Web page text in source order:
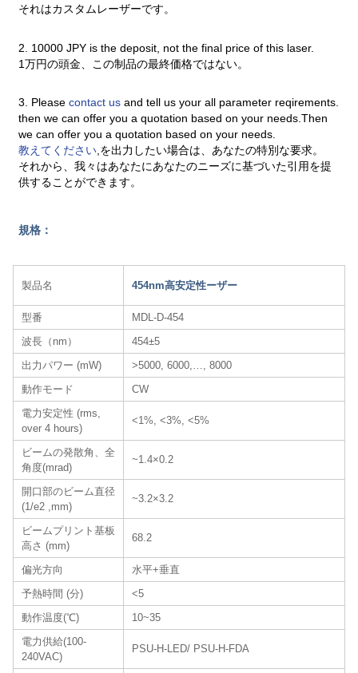
それはカスタムレーザーです。
2. 10000 JPY is the deposit, not the final price of this laser.
1万円の頭金、この制品の最終価格ではない。
3. Pleasecontact usand tell us your all parameter reqirements.
then we can offer you a quotation based on your needs.Then
we can offer you a quotation based on your needs.
教えてください,を出力したい場合は、あなたの特別な要求。
それから、我々はあなたにあなたのニーズに基づいた引用を提
供することができます。
規格：
製品名 454nm高安定性ーザー
型番
MDL-D-454
波長（nm）
454±5
出力パワー (mW)
>5000, 6000,…, 8000
動作モード
CW
電力安定性 (rms,
over 4 hours)
<1%, <3%, <5%
ビームの発散角、全
角度(mrad)
~1.4×0.2
開口部のビーム直径
(1/e2 ,mm)
~3.2×3.2
ビームプリント基板
高さ (mm)
68.2
偏光方向
水平+垂直
予熱時間 (分)
<5
動作温度(℃)
10~35
電力供給(100-
240VAC)
PSU-H-LED/ PSU-H-FDA